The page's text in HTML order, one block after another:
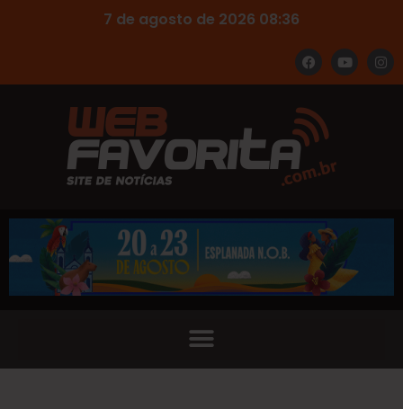
7 de agosto de 2026 08:36